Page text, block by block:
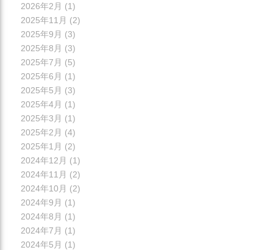
2026年2月 (1)
2025年11月 (2)
2025年9月 (3)
2025年8月 (3)
2025年7月 (5)
2025年6月 (1)
2025年5月 (3)
2025年4月 (1)
2025年3月 (1)
2025年2月 (4)
2025年1月 (2)
2024年12月 (1)
2024年11月 (2)
2024年10月 (2)
2024年9月 (1)
2024年8月 (1)
2024年7月 (1)
2024年5月 (1)